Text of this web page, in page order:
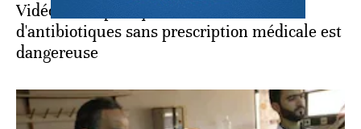
Vidéo. Voici pourquoi l'utilisation
d'antibiotiques sans prescription médicale est
dangereuse